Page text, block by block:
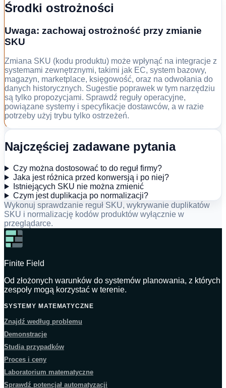
Środki ostrożności
Uwaga: zachowaj ostrożność przy zmianie
SKU
Zmiana SKU (kodu produktu) może wpłynąć na integracje z
systemami zewnętrznymi, takimi jak EC, system bazowy,
magazyn, marketplace, księgowość, oraz na odwołania do
danych historycznych. Sugestie poprawek w tym narzędziu
są tylko propozycjami. Sprawdź reguły operacyjne,
powiązane systemy i specyfikacje dostawców, a w razie
potrzeby użyj trybu tylko ostrzeżeń.
Najczęściej zadawane pytania
Czy można dostosować to do reguł firmy?
Jaka jest różnica przed konwersją i po niej?
Istniejących SKU nie można zmienić
Czym jest duplikacja po normalizacji?
Wykonuj sprawdzanie reguł SKU, wykrywanie duplikatów
SKU i normalizację kodów produktów wyłącznie w
przeglądarce.
Finite Field
Od złożonych warunków do systemów planowania, z których
zespoły mogą korzystać w terenie.
SYSTEMY MATEMATYCZNE
Znajdź według problemu
Demonstracje
Studia przypadków
Proces i ceny
Laboratorium matematyczne
Sprawdź potencjał automatyzacji